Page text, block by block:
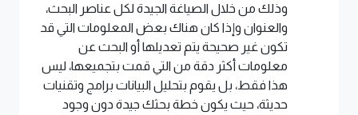
وذلك من خلال الصياغة الجيدة لكل عناصر البحث،
والعنوان وإذا كان هناك بعض المعلومات التي قد
تكون غير صحيحة يتم تعديلها أو البحث عن
معلومات أكثر دقة من التي قمت بتجميعها، ليس
هذا فقط، بل يقوم بتحليل البيانات برامج وتقنيات
حديثة، حيث يكون خطة بحثك جيدة دون وجود